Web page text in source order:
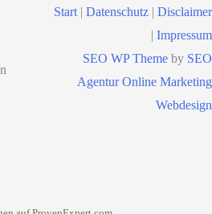
Start | Datenschutz | Disclaimer
| Impressum
SEO WP Theme by SEO
Agentur Online Marketing
Webdesign